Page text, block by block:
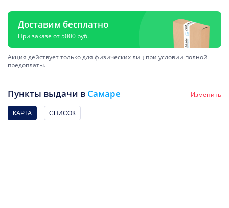
Доставим бесплатно
При заказе от 5000 руб.
Акция действует только для физических лиц при условии полной
предоплаты.
Пункты выдачи в Самаре Изменить
КАРТА СПИСОК